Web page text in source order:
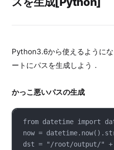
Python3.6から使えるように
ートにパスを生成しよう．
かっこ悪いパスの生成
from datetime import
now =
dst = "/root/output/" +